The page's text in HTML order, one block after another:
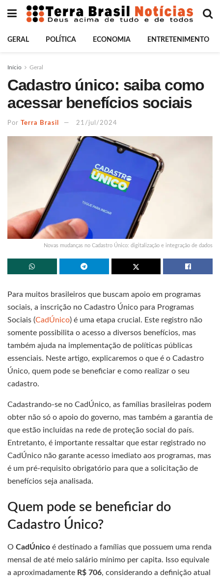
GERAL POLÍTICA ECONOMIA ENTRETENIMENTO
Início Geral
Cadastro único: saiba como
acessar benefícios sociais
Por Terra Brasil 21/jul/2024
Novas mudanças no Cadastro Único: digitalização e integração de dados
Para muitos brasileiros que buscam apoio em programas
sociais, a inscrição no Cadastro Único para Programas
Sociais (CadÚnico) é uma etapa crucial. Este registro não
somente possibilita o acesso a diversos benefícios, mas
também ajuda na implementação de políticas públicas
essenciais. Neste artigo, explicaremos o que é o Cadastro
Único, quem pode se beneficiar e como realizar o seu
cadastro.
Cadastrando-se no CadÚnico, as famílias brasileiras podem
obter não só o apoio do governo, mas também a garantia de
que estão incluídas na rede de proteção social do país.
Entretanto, é importante ressaltar que estar registrado no
CadÚnico não garante acesso imediato aos programas, mas
é um pré-requisito obrigatório para que a solicitação de
benefícios seja analisada.
Quem pode se beneficiar do
Cadastro Único?
O CadÚnico é destinado a famílias que possuem uma renda
mensal de até meio salário mínimo per capita. Isso equivale
a aproximadamente R$ 706, considerando a definição atual